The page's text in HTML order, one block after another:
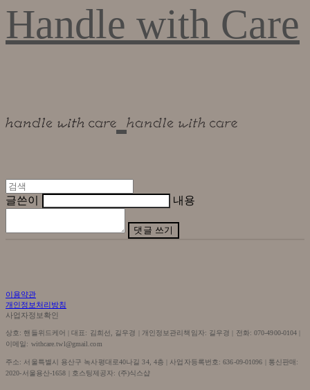
Handle with Care
글쓴이 내용
댓글 쓰기
이용약관
개인정보처리방침
사업자정보확인
상호: 핸들위드케어 | 대표: 김희선, 길우경 | 개인정보관리책임자: 길우경 | 전화: 070-4900-0104 |
이메일: withcare.twl@gmail.com
주소: 서울특별시 용산구 녹사평대로40나길 34, 4층 | 사업자등록번호:636-09-01096 | 통신판매:
2020-서울용산-1658 | 호스팅제공자: (주)식스샵